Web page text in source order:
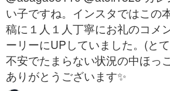
い子ですね。インスタではこの
稿に１人１人丁寧にお礼のコメ
ーリーにUPしていました。(と
不安でたまらない状況の中ほっ
ありがとうございます✨